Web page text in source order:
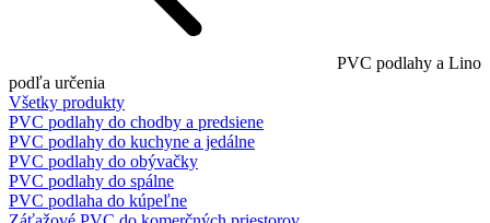
PVC podlahy a Lino
podľa určenia
Všetky produkty
PVC podlahy do chodby a predsiene
PVC podlahy do kuchyne a jedálne
PVC podlahy do obývačky
PVC podlahy do spálne
PVC podlaha do kúpeľne